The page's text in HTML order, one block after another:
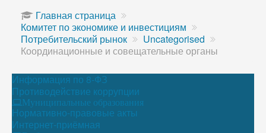
Главная страница
Комитет по экономике и инвестициям
Потребительский рынок
Uncategorised
Координационные и совещательные органы
Информация по 8-ФЗ
Противодействие коррупции
Муниципальные образования
Нормативно-правовые акты
Интернет-приёмная